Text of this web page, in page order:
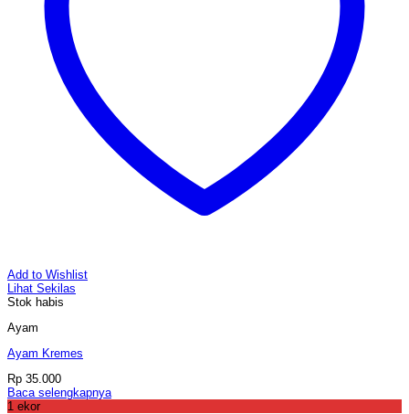
Add to Wishlist
Lihat Sekilas
Stok habis
Ayam
Ayam Kremes
Rp 35.000
Baca selengkapnya
1 ekor